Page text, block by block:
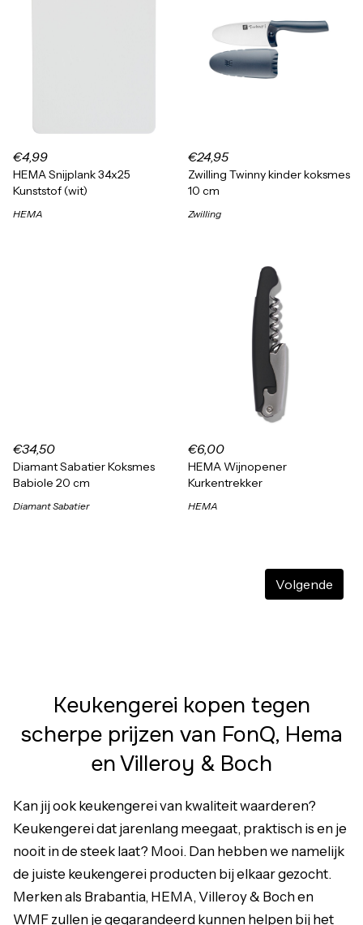
€4,99
HEMA Snijplank 34x25
Kunststof (wit)
HEMA
€24,95
Zwilling Twinny kinder koksmes
10 cm
Zwilling
€34,50
Diamant Sabatier Koksmes
Babiole 20 cm
Diamant Sabatier
€6,00
HEMA Wijnopener
Kurkentrekker
HEMA
Volgende
Keukengerei kopen tegen
scherpe prijzen van FonQ, Hema
en Villeroy & Boch
Kan jij ook keukengerei van kwaliteit waarderen?
Keukengerei dat jarenlang meegaat, praktisch is en je
nooit in de steek laat? Mooi. Dan hebben we namelijk
de juiste keukengerei producten bij elkaar gezocht.
Merken als Brabantia, HEMA, Villeroy & Boch en
WMF zullen je gegarandeerd kunnen helpen bij het